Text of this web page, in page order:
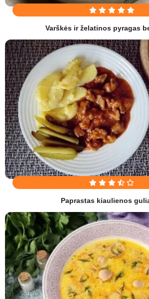
Varškės ir želatinos pyragas
Paprastas kiaulienos